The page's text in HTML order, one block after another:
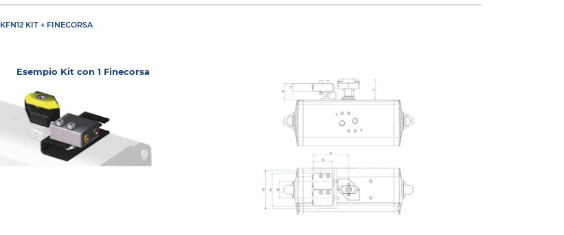
KFN12 KIT + FINECORSA
Esempio Kit con 1 Finecorsa